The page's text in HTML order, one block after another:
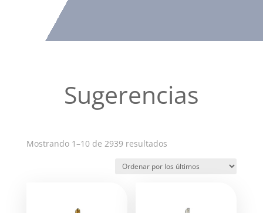
Sugerencias
Mostrando 1–10 de 2939 resultadosOrdenado
los